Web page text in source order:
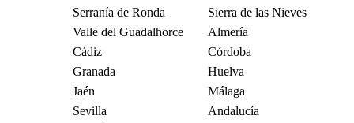
Serranía de Ronda
Sierra de las Nieves
Valle del Guadalhorce
Almería
Cádiz
Córdoba
Granada
Huelva
Jaén
Málaga
Sevilla
Andalucía